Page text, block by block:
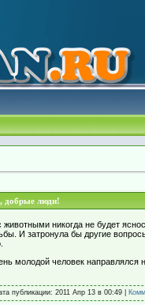
добрые люди!
никогда не будет
И затронула бы другие
молодой человек
публикации: 2011 Апр 13 в 00:49